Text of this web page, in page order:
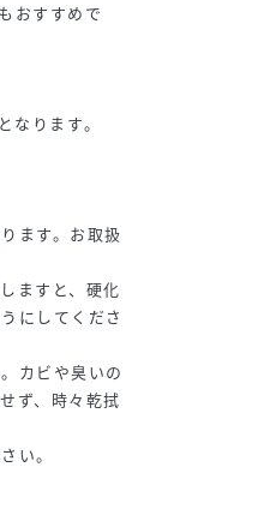
おすすめで
ります。
ます。お取扱
ますと、硬化
にしてくださ
カビや臭いの
ず、時々乾拭
い。